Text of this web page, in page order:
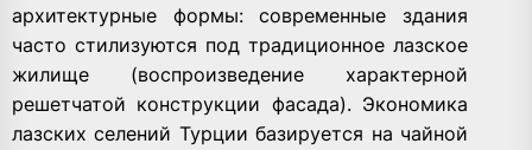
архитектурные формы: современные здания
часто стилизуются под традиционное лазское
жилище (воспроизведение характерной
решетчатой конструкции фасада). Экономика
лазских селений Турции базируется на чайной